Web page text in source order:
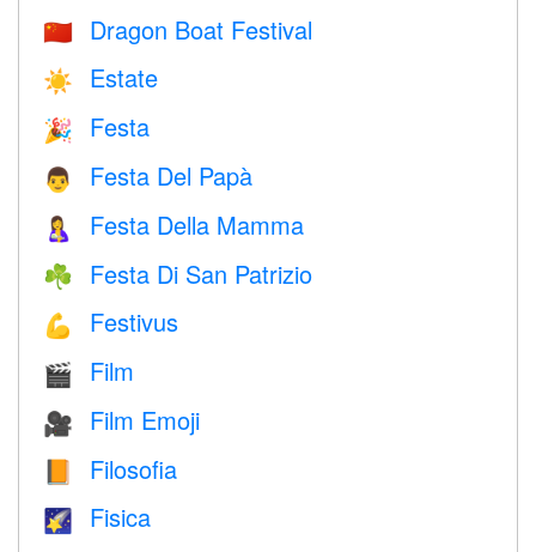
🇨🇳 Dragon Boat Festival
☀️ Estate
🎉 Festa
👨 Festa Del Papà
🤱 Festa Della Mamma
☘️ Festa Di San Patrizio
💪 Festivus
🎬 Film
🎥 Film Emoji
📙 Filosofia
🌠
Fisica